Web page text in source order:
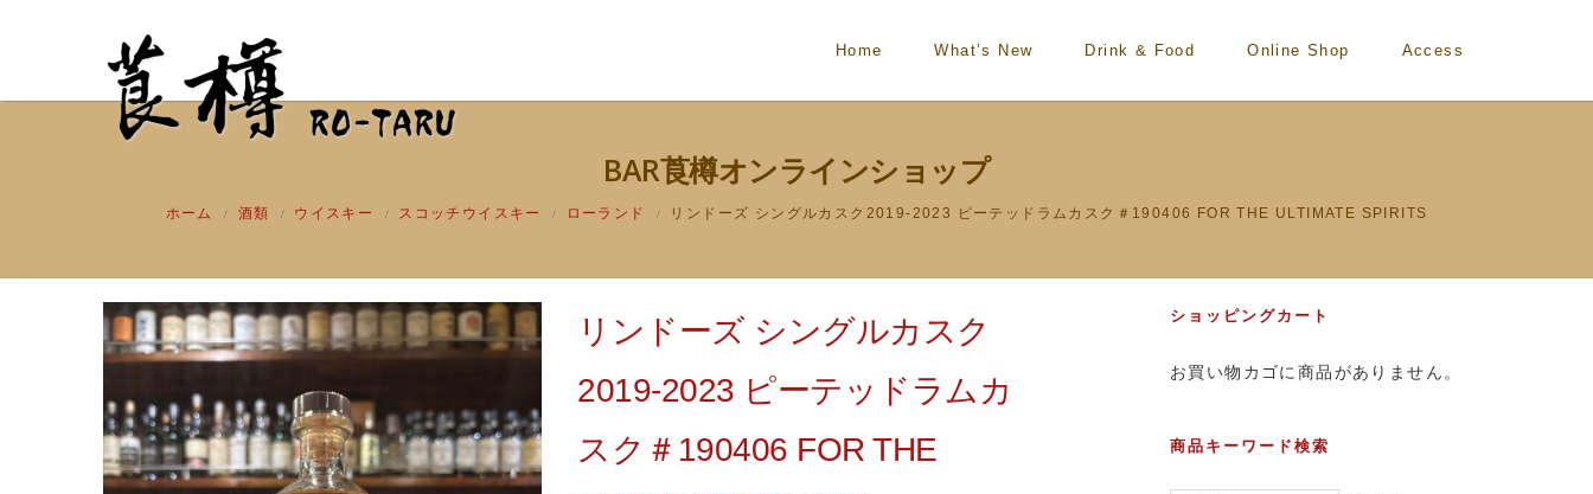
Home What’s New Drink & Food Online Shop Access
BAR莨樽オンラインショップ
ホーム / 酒類 / ウイスキー / スコッチウイスキー / ローランド / リンドーズ シングルカスク2019-2023 ピーテッドラムカスク＃190406 FOR THE ULTIMATE SPIRITS
リンドーズ シングルカスク
2019-2023 ピーテッドラムカ
スク＃190406 FOR THE
ショッピングカート
お買い物カゴに商品がありません。
商品キーワード検索